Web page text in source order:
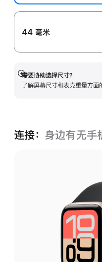
44 毫米
需要协助选择尺寸？
了解屏幕尺寸和表壳重量方面
展
开
连接： 身边有无手